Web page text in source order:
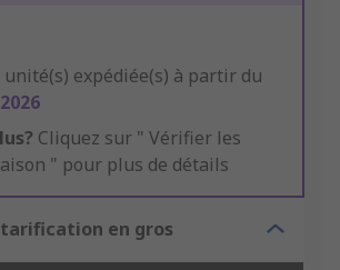
unité(s) expédiée(s) à partir du
Cliquez sur " Vérifier les
" pour plus de détails
en gros